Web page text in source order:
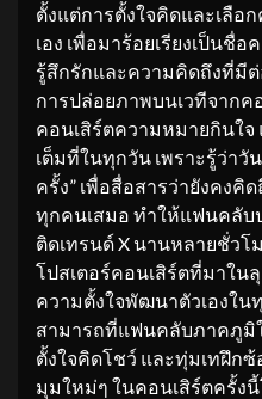
ตั้งแต่การตั้งใจคิดและเลือ
เอง เพื่อมาร้อยเรียงเป็นชื่
รู้สึกรักและความคิดถึงที่มี
การปล่อยภาพบนเวทีจาก
คอนเสิร์ตความหมายกินใจ
เต็มที่ในทุกวัน เพราะรู้ว่า
ครั้ง” เพื่อสื่อสารว่ายังคง
ทุกคนเสมอ ทำให้แฟนคลับ
ติดเทรนด์ X นานหลายชั่วโ
โปสเตอร์คอนเสิร์ตที่มาใ
ความตั้งใจพัฒนาตัวเองใน
สามารถที่แฟนคลับภาคภูมิ
ตั้งใจคิดโชว์ และทุ่มเทฝึก
มุมใหม่ๆ ในคอนเสิร์ตครั้งนี้